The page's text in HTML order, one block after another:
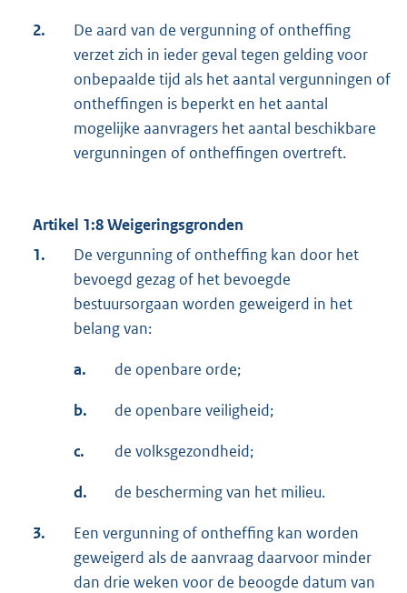
2.
De aard van de vergunning of ontheffing
verzet zich in ieder geval tegen gelding voor
onbepaalde tijd als het aantal vergunningen of
ontheffingen is beperkt en het aantal
mogelijke aanvragers het aantal beschikbare
vergunningen of ontheffingen overtreft.
Artikel 1:8 Weigeringsgronden
1.
De vergunning of ontheffing kan door het
bevoegd gezag of het bevoegde
bestuursorgaan worden geweigerd in het
belang van:
a. de openbare orde;
b. de openbare veiligheid;
c. de volksgezondheid;
d. de bescherming van het milieu.
3.
Een vergunning of ontheffing kan worden
geweigerd als de aanvraag daarvoor minder
dan drie weken voor de beoogde datum van